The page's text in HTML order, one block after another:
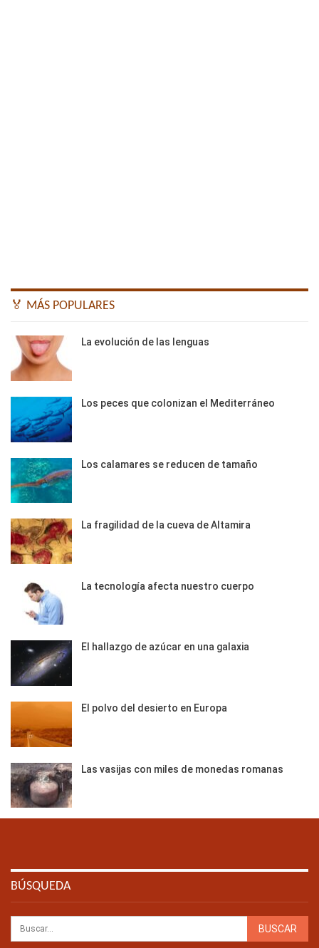
🏅 MÁS POPULARES
La evolución de las lenguas
Los peces que colonizan el Mediterráneo
Los calamares se reducen de tamaño
La fragilidad de la cueva de Altamira
La tecnología afecta nuestro cuerpo
El hallazgo de azúcar en una galaxia
El polvo del desierto en Europa
Las vasijas con miles de monedas romanas
BÚSQUEDA